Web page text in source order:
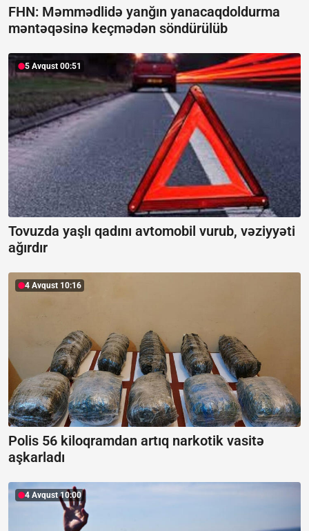
FHN: Məmmədlidə yanğın yanacaqdoldurma
məntəqəsinə keçmədən söndürülüb
5 Avqust 00:51
Tovuzda yaşlı qadını avtomobil vurub, vəziyyəti
ağırdır
4 Avqust 10:16
Polis 56 kiloqramdan artıq narkotik vasitə
aşkarladı
4 Avqust 10:00